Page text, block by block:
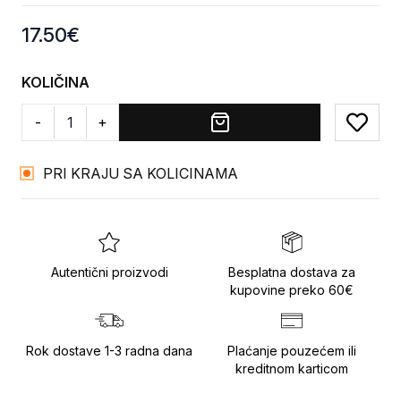
Product information
17.50€
KOLIČINA
- +
Add
PRI KRAJU SA KOLICINAMA
Autentični proizvodi
Besplatna dostava za
kupovine preko 60€
Rok dostave 1-3 radna dana
Plaćanje pouzećem ili
kreditnom karticom